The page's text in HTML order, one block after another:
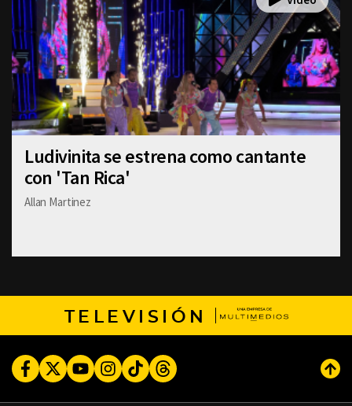
Ludivinita se estrena como cantante
con 'Tan Rica'
Allan Martinez
TELEVISIÓN
FacebookTwitterYoutubeInstagram
TikTokThreads